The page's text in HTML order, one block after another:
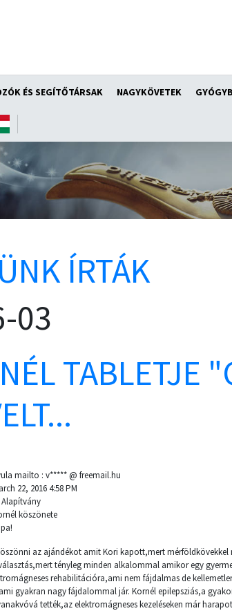
ÉS SEGÍTŐTÁRSAK NAGYKÖVETEK
ÍRTÁK
03
TABLETJE
mailto : v***** @ freemail.hu
22, 2016 4:58 PM
köszönete
az ajándékot amit Kori kapott,mert
tényleg minden alkalommal amikor egy
rehabilitációra,ami nem fájdalmas de
gyakran nagy fájdalommal jár. Kornél epilepsziás,a
tették,az elektromágneses kezeléseken már